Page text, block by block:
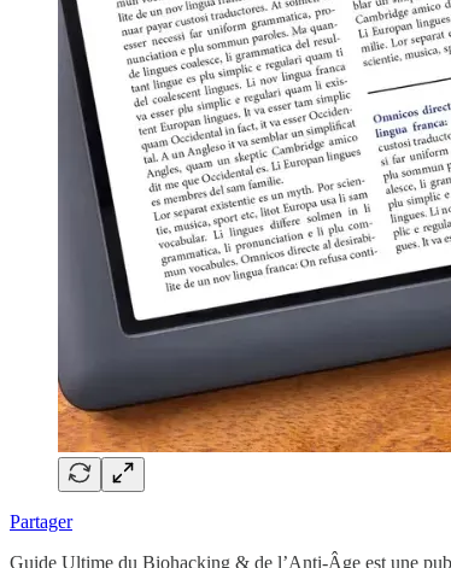
Partager
Guide Ultime du Biohacking & de l’Anti-Âge est une